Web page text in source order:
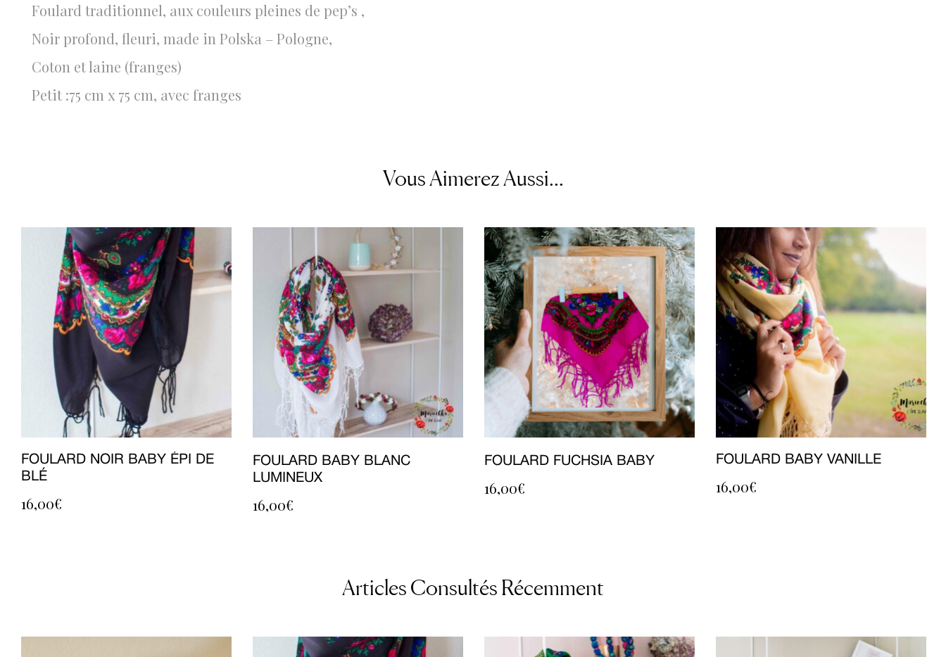
Foulard traditionnel, aux couleurs pleines de pep’s ,
Noir profond, fleuri, made in Polska – Pologne,
Coton et laine (franges)
Petit :75 cm x 75 cm, avec franges
Vous Aimerez Aussi...
FOULARD NOIR BABY ÉPI DE
BLÉ
16,00€
FOULARD BABY BLANC
LUMINEUX
16,00€
FOULARD FUCHSIA BABY
16,00€
FOULARD BABY VANILLE
16,00€
Articles Consultés Récemment